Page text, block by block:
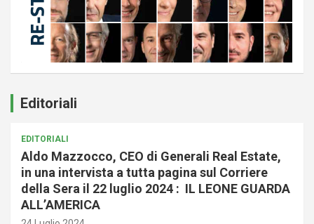
Editoriali
EDITORIALI
Aldo Mazzocco, CEO di Generali Real Estate,
in una intervista a tutta pagina sul Corriere
della Sera il 22 luglio 2024 : IL LEONE GUARDA
ALL’AMERICA